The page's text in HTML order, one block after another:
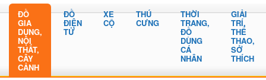
ĐỒ
GIA
DỤNG,
NỘI
THẤT,
CÂY
CẢNH
ĐỒ
ĐIỆN
TỬ
XE
CỘ
THÚ
CƯNG
THỜI
TRANG,
ĐỒ
DÙNG
CÁ
NHÂN
GIẢI
TRÍ,
THỂ
THAO,
SỞ
THÍCH